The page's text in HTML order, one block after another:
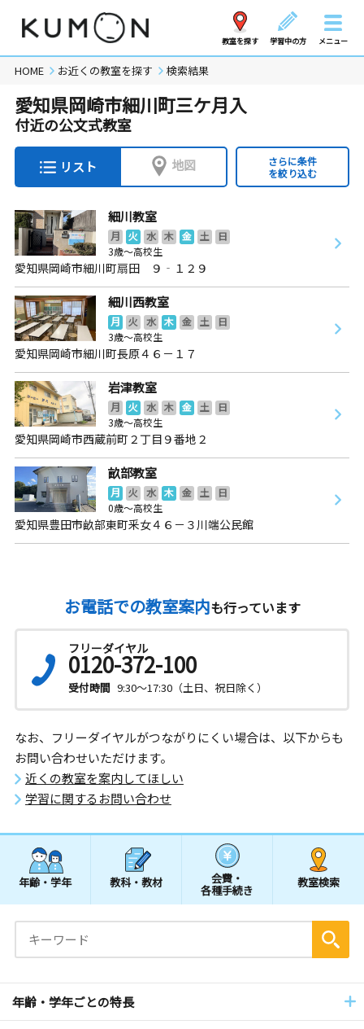
教室を探す 学習中の方 メニュー
HOME お近くの教室を探す 検索結果
愛知県岡崎市細川町三ケ月入
付近の公文式教室
リスト 地図
さらに条件
を絞り込む
細川教室
月 火 水 木 金 土
日
3歳～高校生
愛知県岡崎市細川町扇田 ９‐１２９
細川西教室
月 火 水 木 金 土
日
3歳～高校生
愛知県岡崎市細川町長原４６－１７
岩津教室
月 火 水 木 金 土
日
3歳～高校生
愛知県岡崎市西蔵前町２丁目９番地２
畝部教室
月 火 水 木 金 土
日
0歳～高校生
愛知県豊田市畝部東町釆女４６－３川端公民館
お電話での教室案内も行っています
フリーダイヤル
0120-372-100
受付時間 9:30～17:30（土日、祝日除く）
なお、フリーダイヤルがつながりにくい場合は、以下からも
お問い合わせいただけます。
近くの教室を案内してほしい
学習に関するお問い合わせ
年齢・学年 教科・教材 会費・
各種手続き
教室検索
年齢・学年ごとの特長